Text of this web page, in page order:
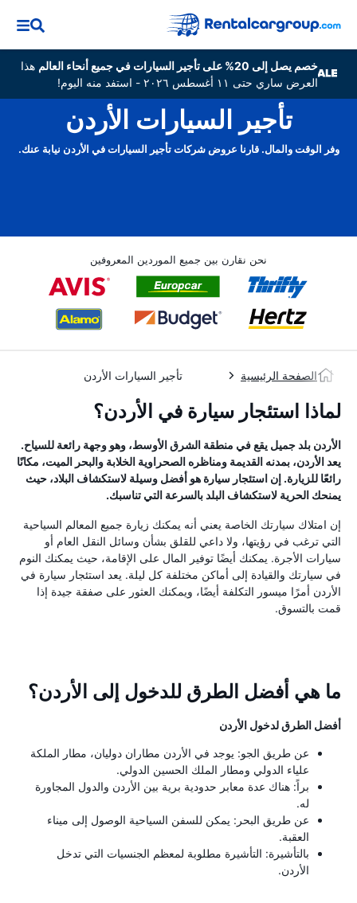
خصم يصل إلى 20% على تأجير السيارات في جميع أنحاء العالم
هذا
العرض ساري حتى ١١ أغسطس ٢٠٢٦ - استفد منه اليوم!
تأجير السيارات الأردن
وفر الوقت والمال. قارنا عروض شركات تأجير السيارات في الأردن نيابة عنك.
نحن نقارن بين جميع الموردين المعروفين
الصفحة الرئيسية تأجير السيارات الأردن
لماذا استئجار سيارة في الأردن؟
الأردن بلد جميل يقع في منطقة الشرق الأوسط، وهو وجهة رائعة للسياح.
يعد الأردن، بمدنه القديمة ومناظره الصحراوية الخلابة والبحر الميت، مكانًا
رائعًا للزيارة. إن استئجار سيارة هو أفضل وسيلة لاستكشاف البلاد، حيث
يمنحك الحرية لاستكشاف البلد بالسرعة التي تناسبك.
إن امتلاك سيارتك الخاصة يعني أنه يمكنك زيارة جميع المعالم السياحية
التي ترغب في رؤيتها، ولا داعي للقلق بشأن وسائل النقل العام أو
سيارات الأجرة. يمكنك أيضًا توفير المال على الإقامة، حيث يمكنك النوم
في سيارتك والقيادة إلى أماكن مختلفة كل ليلة. يعد استئجار سيارة في
الأردن أمرًا ميسور التكلفة أيضًا، ويمكنك العثور على صفقة جيدة إذا
قمت بالتسوق.
ما هي أفضل الطرق للدخول إلى الأردن؟
أفضل الطرق لدخول الأردن
عن طريق الجو: يوجد في الأردن مطاران دوليان، مطار الملكة
علياء الدولي ومطار الملك الحسين الدولي.
براً: هناك عدة معابر حدودية برية بين الأردن والدول المجاورة
له.
عن طريق البحر: يمكن للسفن السياحية الوصول إلى ميناء
العقبة.
بالتأشيرة: التأشيرة مطلوبة لمعظم الجنسيات التي تدخل
الأردن.